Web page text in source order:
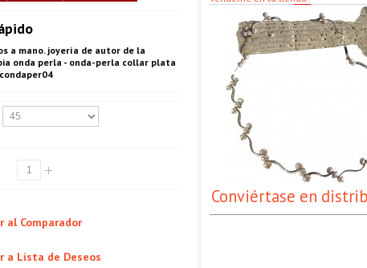
a mano. joyería de autor de la
onda perla - onda-perla collar plata
al Comparador
a Lista de Deseos
Conviértase en